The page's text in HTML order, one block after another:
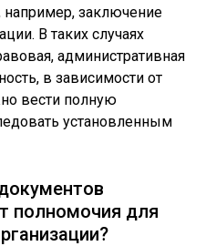
заключение
В таких случаях
административная
в зависимости от
вести полную
установленным
полномочия для